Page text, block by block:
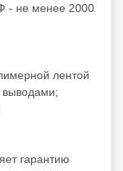
- не менее 2000
лентой
гарантию